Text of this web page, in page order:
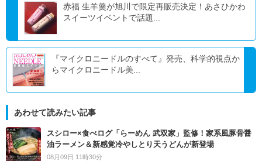
赤福 生羊羹が旭川で限定再販売決定！あさひかわ
スイーツイベントで話題...
『マイクロニードルのすべて』発売、科学的視点か
らマイクロニードル美...
あわせて読みたい記事
スシロー×食べログ「らーめん 武双家」監修！家系風豚骨醤
油ラーメン＆新感覚冷やしとり天うどんが新登場
08月09日 11時30分